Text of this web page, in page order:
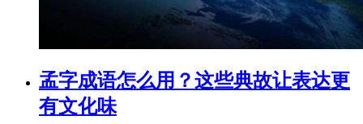
孟字成语怎么用？这些典故让表达更
有文化味